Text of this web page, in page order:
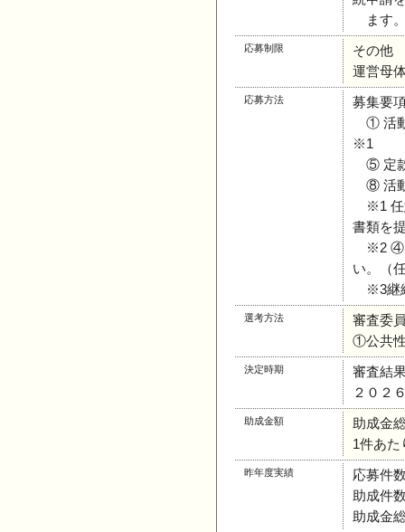
ます
応募制限
その他
運営母
応募方法
募集要
① 活
※1
⑤ 定款
⑧ 活動
※1 任
書類を
※2 ④～
い。（
※3継
選考方法
審査委
①公共
決定時期
審査結
２０２
助成金額
助成金
1件あた
昨年度実績
応募件
助成件
助成金